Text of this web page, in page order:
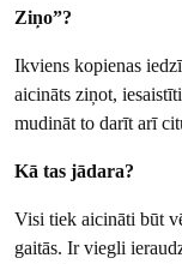
Ziņo”?
Ikviens kopienas
aicināts ziņot,
mudināt to darīt arī
Kā tas jādara?
Visi tiek aicināti būt
gaitās. Ir viegli